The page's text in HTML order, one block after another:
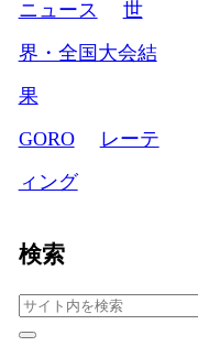
ニュース
世
界・全国大会結
果
GORO
レーテ
ィング
検索